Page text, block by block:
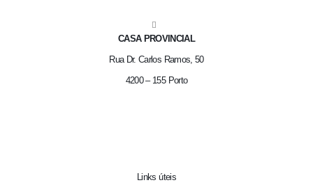
CASA PROVINCIAL
Rua Dr. Carlos Ramos, 50
4200 – 155 Porto
Links úteis